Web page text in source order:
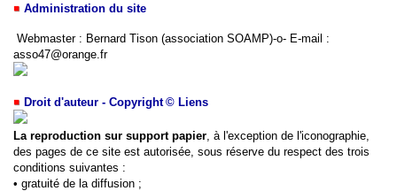
Administration du site
Webmaster : Bernard Tison (association SOAMP)-o- E-mail :
asso47@orange.fr
Droit d'auteur - Copyright © Liens
La reproduction sur support papier , à l'exception de l'iconographie,
des pages de ce site est autorisée, sous réserve du respect des trois
conditions suivantes :
• gratuité de la diffusion ;